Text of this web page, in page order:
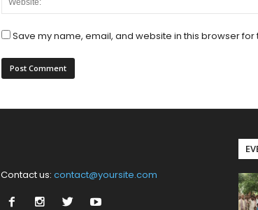
Save my name, email, and website in this browser for
Contact us: contact@yoursite.com